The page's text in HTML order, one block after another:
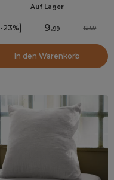
Auf Lager
-23% 9.99 12.99
In den Warenkorb